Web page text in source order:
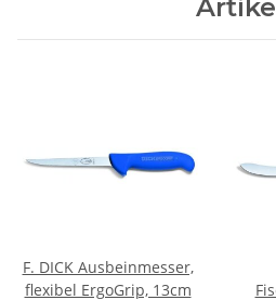
F. DICK Ausbeinmesser,
flexibel ErgoGrip, 13cm